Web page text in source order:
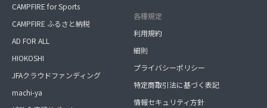
CAMPFIRE for Sports
CAMPFIRE ふるさと納税
AD FOR ALL
HIOKOSHI
JFAクラウドファンディング
machi-ya
各種規定
利用規約
細則
プライバシーポリシー
特定商取引法に基づく表記
情報セキュリティ方針